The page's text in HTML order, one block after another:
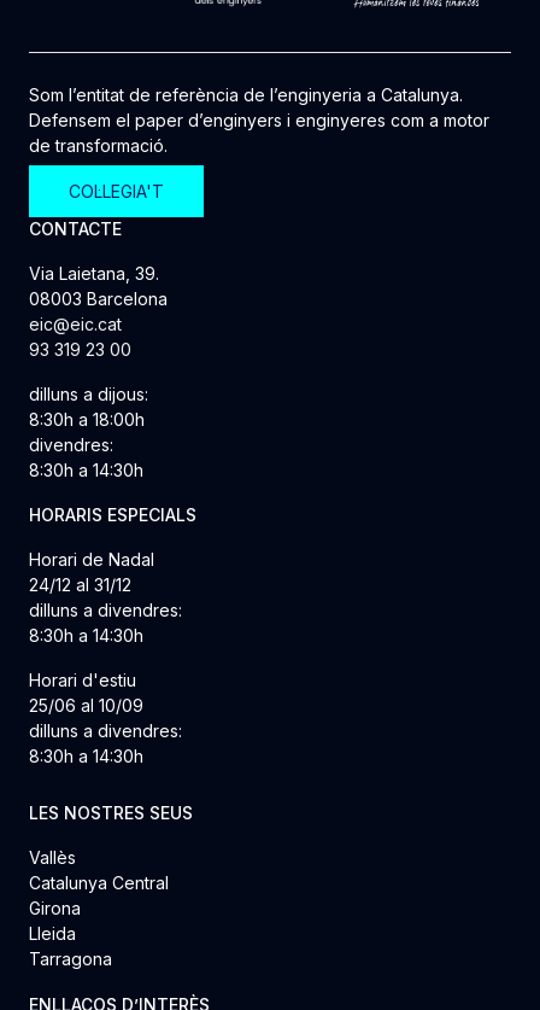
Som l’entitat de referència de l’enginyeria a Catalunya.
Defensem el paper d’enginyers i enginyeres com a motor
de transformació.
COL·LEGIA'T
CONTACTE
Via Laietana, 39.
08003 Barcelona
eic@eic.cat
93 319 23 00
dilluns a dijous:
8:30h a 18:00h
divendres:
8:30h a 14:30h
HORARIS ESPECIALS
Horari de Nadal
24/12 al 31/12
dilluns a divendres:
8:30h a 14:30h
Horari d'estiu
25/06 al 10/09
dilluns a divendres:
8:30h a 14:30h
LES NOSTRES SEUS
Vallès
Catalunya Central
Girona
Lleida
Tarragona
ENLLAÇOS D’INTERÈS